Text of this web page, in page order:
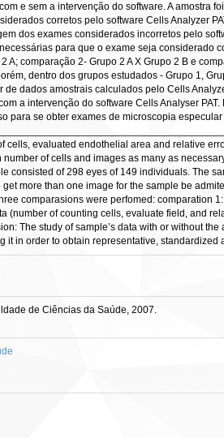
e sem a intervenção do software. A amostra
corretos pelo software Cells Analyzer
dos exames considerados incorretos pelo
para que o exame seja considerado
A; comparação 2- Grupo 2 A X Grupo 2 B e
dentro dos grupos estudados - Grupo 1,
dados amostrais calculados pelo Cells
a intervenção do software Cells Analyser
para se obter exames de microscopia
cells, evaluated endothelial area and relative
of cells and images as many as
consisted of 298 eyes of 149 individuals. The
more than one image for the sample be
comparasions were perfomed: comparation
(number of counting cells, evaluate field, and
The study of sample’s data with or without
it in order to obtain representative,
de Ciências da Saúde, 2007.